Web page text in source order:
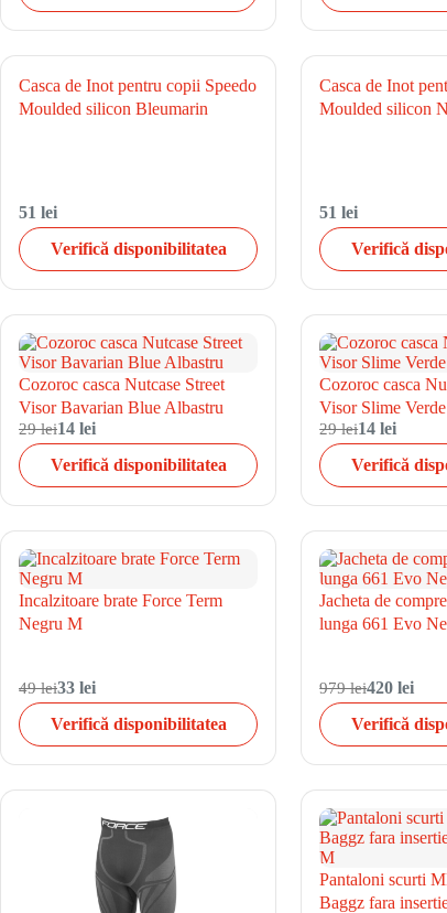
Casca de Inot pentru copii Speedo
Moulded silicon Bleumarin
51 lei
Verifică disponibilitatea
Casca de Inot
Moulded silicon
51 lei
Verifică
Cozoroc casca Nutcase Street
Visor Bavarian Blue Albastru
29 lei14 lei
Verifică disponibilitatea
Cozoroc casca
Visor Slime
29 lei14 lei
Verifică
Incalzitoare brate Force Term
Negru M
49 lei33 lei
Verifică disponibilitatea
Jacheta de
lunga 661 Evo
979 lei420 lei
Verifică
Pantaloni scurti
Baggz fara